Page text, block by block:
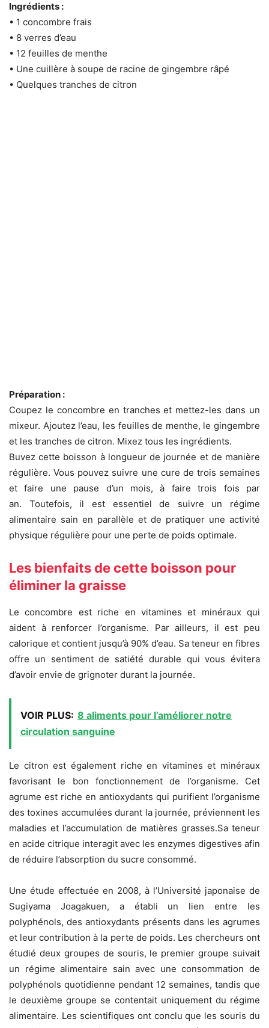
Ingrédients :
• 1 concombre frais
• 8 verres d’eau
• 12 feuilles de menthe
• Une cuillère à soupe de racine de gingembre râpé
• Quelques tranches de citron
Préparation :
Coupez le concombre en tranches et mettez-les dans un
mixeur. Ajoutez l’eau, les feuilles de menthe, le gingembre
et les tranches de citron. Mixez tous les ingrédients.
Buvez cette boisson à longueur de journée et de manière
régulière. Vous pouvez suivre une cure de trois semaines
et faire une pause d’un mois, à faire trois fois par
an. Toutefois, il est essentiel de suivre un régime
alimentaire sain en parallèle et de pratiquer une activité
physique régulière pour une perte de poids optimale.
Les bienfaits de cette boisson pour
éliminer la graisse
Le concombre est riche en vitamines et minéraux qui
aident à renforcer l’organisme. Par ailleurs, il est peu
calorique et contient jusqu’à 90% d’eau. Sa teneur en fibres
offre un sentiment de satiété durable qui vous évitera
d’avoir envie de grignoter durant la journée.
VOIR PLUS: 8 aliments pour l’améliorer notre
circulation sanguine
Le citron est également riche en vitamines et minéraux
favorisant le bon fonctionnement de l’organisme. Cet
agrume est riche en antioxydants qui purifient l’organisme
des toxines accumulées durant la journée, préviennent les
maladies et l’accumulation de matières grasses.Sa teneur
en acide citrique interagit avec les enzymes digestives afin
de réduire l’absorption du sucre consommé.
Une étude effectuée en 2008, à l’Université japonaise de
Sugiyama Joagakuen, a établi un lien entre les
polyphénols, des antioxydants présents dans les agrumes
et leur contribution à la perte de poids. Les chercheurs ont
étudié deux groupes de souris, le premier groupe suivait
un régime alimentaire sain avec une consommation de
polyphénols quotidienne pendant 12 semaines, tandis que
le deuxième groupe se contentait uniquement du régime
alimentaire. Les scientifiques ont conclu que les souris du